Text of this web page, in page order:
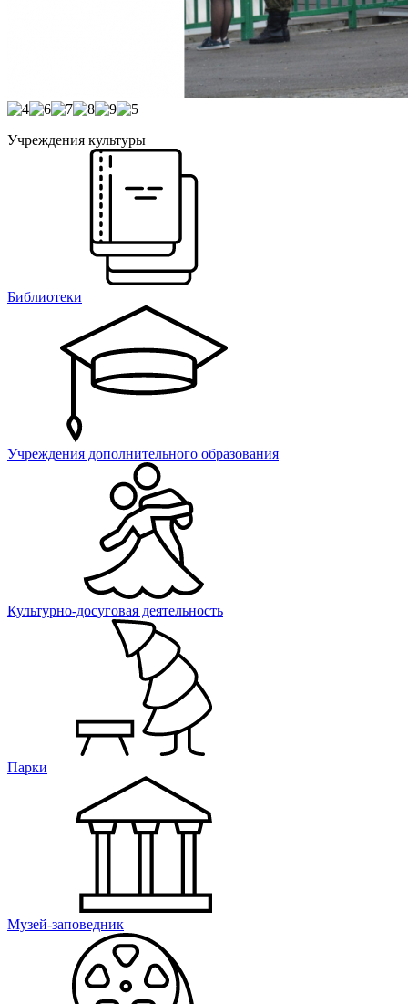
Учреждения культуры
Библиотеки
Учреждения дополнительного образования
Культурно-досуговая деятельность
Парки
Музей-заповедник